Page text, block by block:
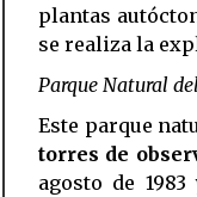
plantas
se realiza la
Parque Natural
Este parque
torres de
agosto de